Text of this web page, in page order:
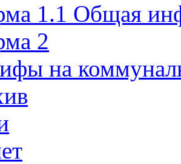
1.1 Общая
2
на